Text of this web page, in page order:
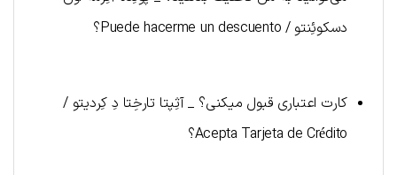
دسکوئِنتو / Puede hacerme un descuento؟
کارت اعتباری قبول میکنی؟ _ آثِپتا تارخِتا دِ کِردیتو /
Acepta Tarjeta de Crédito؟